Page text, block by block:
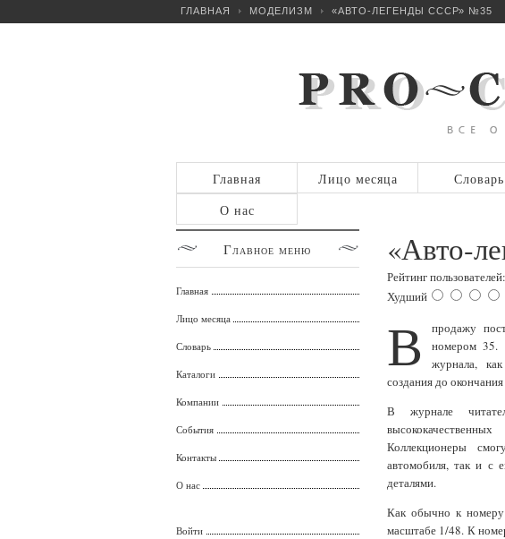
ГЛАВНАЯ МОДЕЛИЗМ «АВТО-ЛЕГЕНДЫ СССР» №35
Главная Лицо месяца Словарь
О нас
«Авто-
Рейтинг пользователей:
Худший
В
продажу
номером 35.
журнала,
создания до
В журнале
Коллекционеры
автомобиля, так и с
деталями.
Как обычно к номеру
масштабе 1/48. К
Главное меню
Главная
Лицо месяца
Словарь
Каталоги
Компании
События
Контакты
О нас
Войти